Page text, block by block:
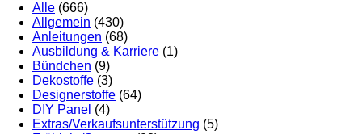
Alle (666)
Allgemein (430)
Anleitungen (68)
Ausbildung & Karriere (1)
Bündchen (9)
Dekostoffe (3)
Designerstoffe (64)
DIY Panel (4)
Extras/Verkaufsunterstützung (5)